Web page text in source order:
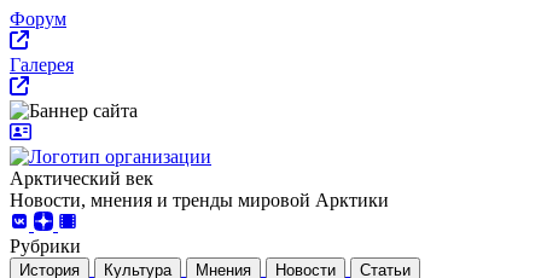
Форум
Галерея
Арктический век
Новости, мнения и тренды мировой Арктики
Рубрики
История
Культура
Мнения
Новости
Статьи